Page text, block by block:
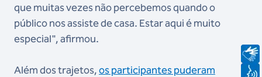
que muitas vezes não percebemos quando o
público nos assiste de casa. Estar aqui é muito
especial", afirmou.
Além dos trajetos,os participantes puderam